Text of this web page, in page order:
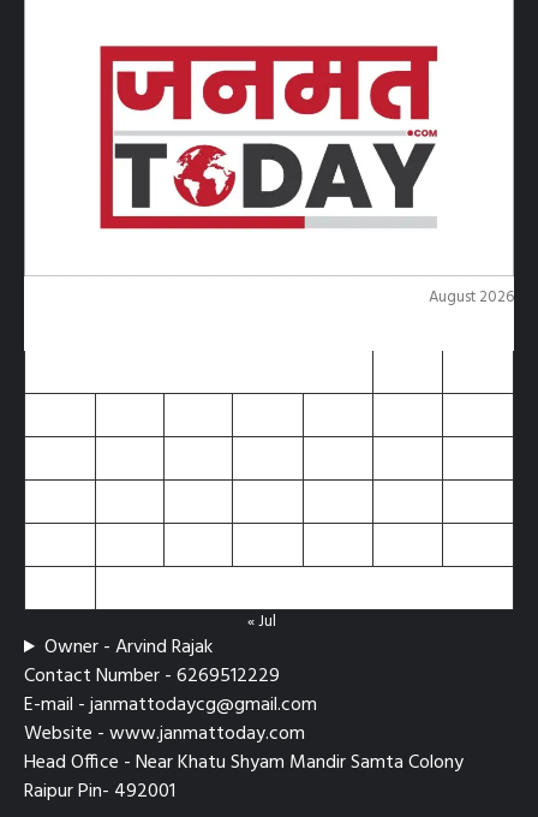
August 2026
« Jul
Owner - Arvind Rajak
Contact Number - 6269512229
E-mail - janmattodaycg@gmail.com
Website - www.janmattoday.com
Head Office - Near Khatu Shyam Mandir Samta Colony
Raipur Pin- 492001